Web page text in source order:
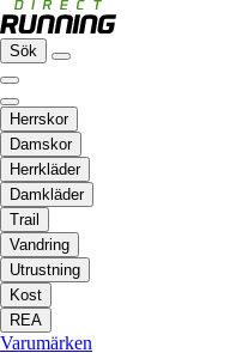
Sök
Herrskor
Damskor
Herrkläder
Damkläder
Trail
Vandring
Utrustning
Kost
REA
Varumärken